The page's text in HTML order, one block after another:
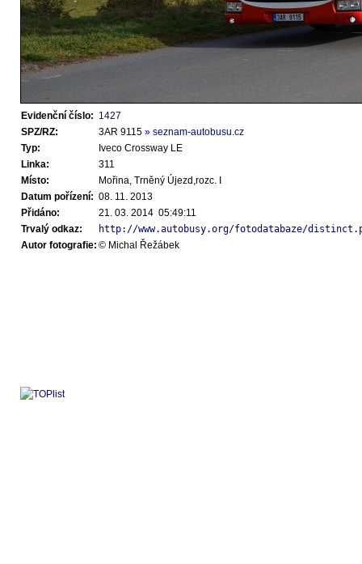
Evidenční číslo: 1427
SPZ/RZ:
3AR 9115 » seznam-autobusu.cz
Typ:
Iveco Crossway LE
Linka:
311
Místo:
Mořina, Trněný Újezd,rozc. I
Datum pořízení: 08. 11. 2013
Přidáno:
21. 03. 2014 05:49:11
Trvalý odkaz:
http://www.autobusy.org/fotodatabaze/
Autor fotografie: © Michal Řežábek